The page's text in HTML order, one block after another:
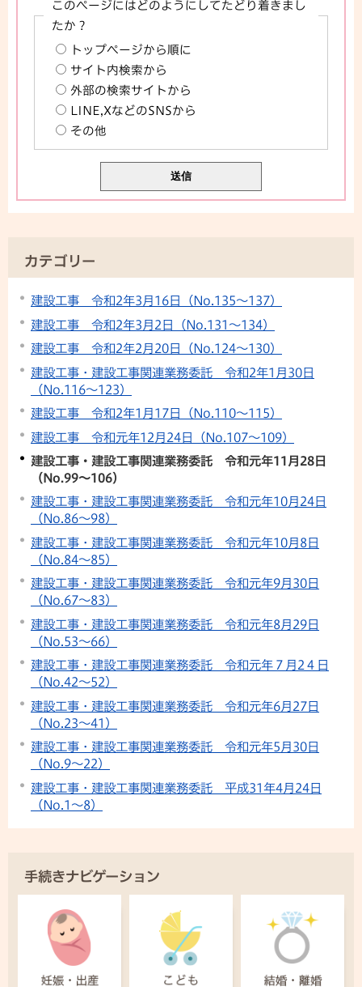
このページにはどのようにしてたどり着きまし
たか？
トップページから順に
サイト内検索から
外部の検索サイトから
LINE,XなどのSNSから
その他
カテゴリー
建設工事 令和2年3月16日（No.135～137）
建設工事 令和2年3月2日（No.131～134）
建設工事 令和2年2月20日（No.124～130）
建設工事・建設工事関連業務委託 令和2年1月30日
（No.116～123）
建設工事 令和2年1月17日（No.110～115）
建設工事 令和元年12月24日（No.107～109）
建設工事・建設工事関連業務委託 令和元年11月28日
（No.99～106）
建設工事・建設工事関連業務委託 令和元年10月24日
（No.86～98）
建設工事・建設工事関連業務委託 令和元年10月8日
（No.84～85）
建設工事・建設工事関連業務委託 令和元年9月30日
（No.67～83）
建設工事・建設工事関連業務委託 令和元年8月29日
（No.53～66）
建設工事・建設工事関連業務委託 令和元年７月2４日
（No.42～52）
建設工事・建設工事関連業務委託 令和元年6月27日
（No.23～41）
建設工事・建設工事関連業務委託 令和元年5月30日
（No.9～22）
建設工事・建設工事関連業務委託 平成31年4月24日
（No.1～8）
手続きナビゲーション